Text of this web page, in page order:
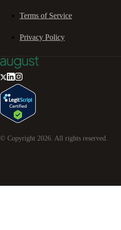
Terms of Service
Privacy Policy
© Copyright 2026 . All rights reserved.